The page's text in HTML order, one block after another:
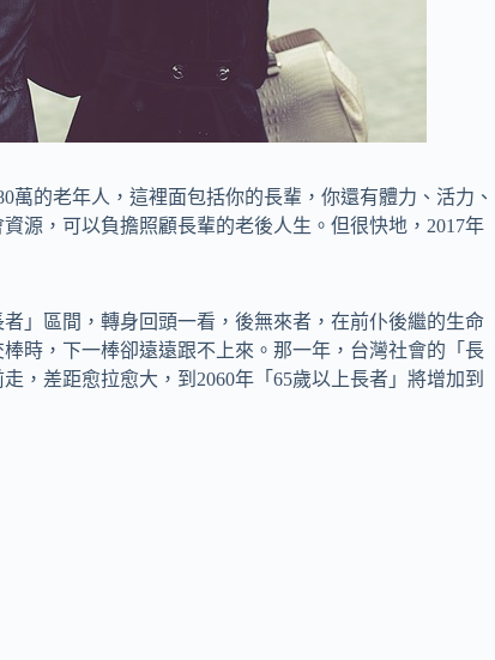
萬的老年人，這裡面包括你的長輩，你還有體力、活力、
源，可以負擔照顧長輩的老後人生。但很快地，2017年
」區間，轉身回頭一看，後無來者，在前仆後繼的生命
時，下一棒卻遠遠跟不上來。那一年，台灣社會的「長
，差距愈拉愈大，到2060年「65歲以上長者」將增加到